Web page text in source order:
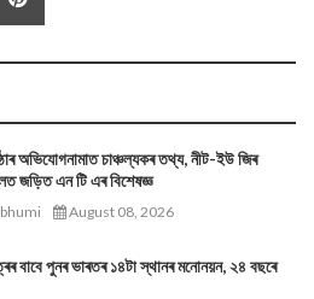
অভিযোগনামাত চাঞ্চল্যকৰ তথ্য, নীট-ইউ জিৰ
জড়িত এন টি এৰ বিশেষজ্ঞ
August 08, 2026
বাবে পুনৰ ভাৰতৰ ১৪টা স্থানৰ মনোনয়ন, ২৪ বছৰে